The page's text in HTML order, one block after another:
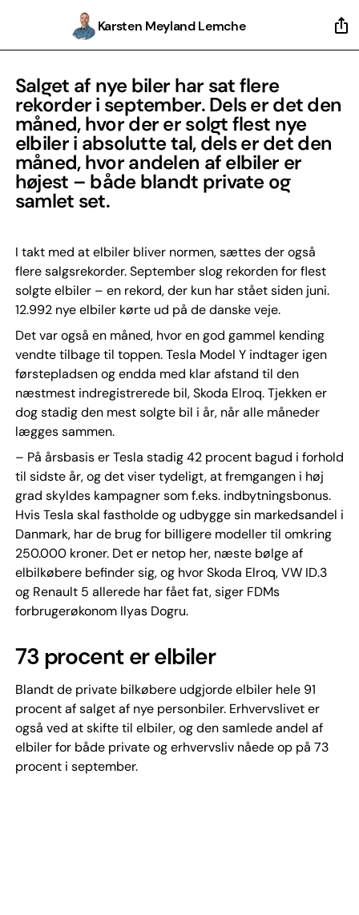
Karsten Meyland Lemche
Salget af nye biler har sat flere
rekorder i september. Dels er det den
måned, hvor der er solgt flest nye
elbiler i absolutte tal, dels er det den
måned, hvor andelen af elbiler er
højest – både blandt private og
samlet set.
I takt med at elbiler bliver normen, sættes der også
flere salgsrekorder. September slog rekorden for flest
solgte elbiler – en rekord, der kun har stået siden juni.
12.992 nye elbiler kørte ud på de danske veje.
Det var også en måned, hvor en god gammel kending
vendte tilbage til toppen. Tesla Model Y indtager igen
førstepladsen og endda med klar afstand til den
næstmest indregistrerede bil, Skoda Elroq. Tjekken er
dog stadig den mest solgte bil i år, når alle måneder
lægges sammen.
– På årsbasis er Tesla stadig 42 procent bagud i forhold
til sidste år, og det viser tydeligt, at fremgangen i høj
grad skyldes kampagner som f.eks. indbytningsbonus.
Hvis Tesla skal fastholde og udbygge sin markedsandel i
Danmark, har de brug for billigere modeller til omkring
250.000 kroner. Det er netop her, næste bølge af
elbilkøbere befinder sig, og hvor Skoda Elroq, VW ID.3
og Renault 5 allerede har fået fat, siger FDMs
forbrugerøkonom Ilyas Dogru.
73 procent er elbiler
Blandt de private bilkøbere udgjorde elbiler hele 91
procent af salget af nye personbiler. Erhvervslivet er
også ved at skifte til elbiler, og den samlede andel af
elbiler for både private og erhvervsliv nåede op på 73
procent i september.